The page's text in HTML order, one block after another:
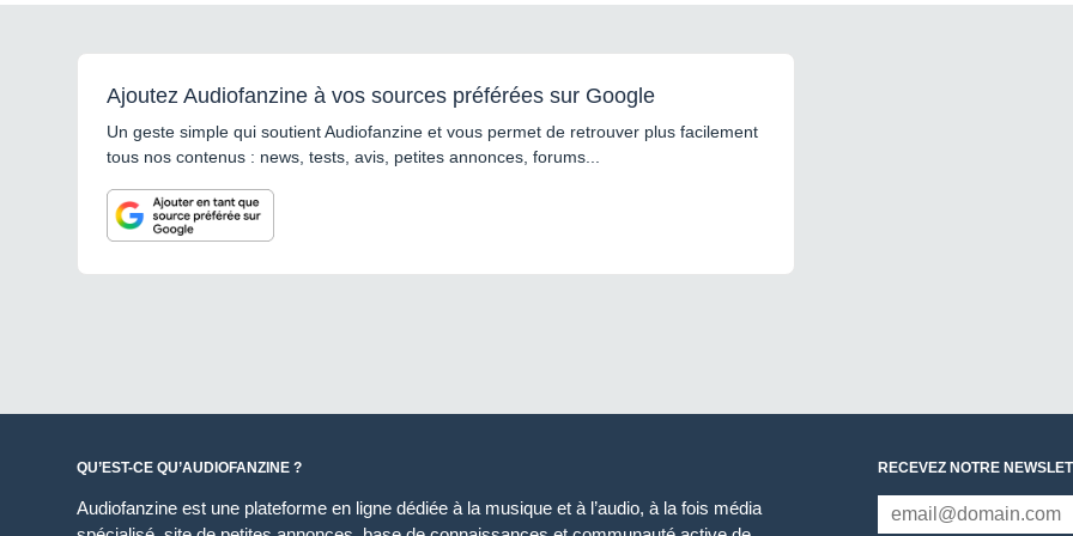
Ajoutez Audiofanzine à vos sources préférées sur Google
Un geste simple qui soutient Audiofanzine et vous permet de retrouver plus facilement
tous nos contenus : news, tests, avis, petites annonces, forums...
QU’EST-CE QU’AUDIOFANZINE ?
Audiofanzine est une plateforme en ligne dédiée à la musique et à l’audio, à la fois média
RECEVEZ NOTRE